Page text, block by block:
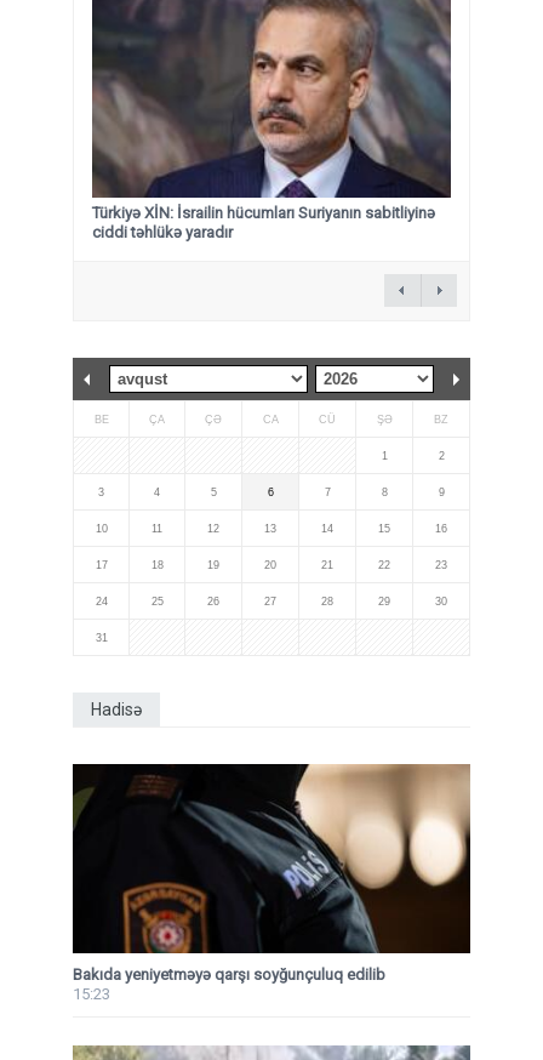
Türkiyə XİN: İsrailin hücumları Suriyanın sabitliyinə
ciddi təhlükə yaradır
BE ÇA ÇƏ CA CÜ ŞƏ BZ
1 2
3 4 5 6 7 8 9
10 11 12 13 14 15 16
17 18 19 20 21 22 23
24 25 26 27 28 29 30
31
Hadisə
Bakıda yeniyetməyə qarşı soyğunçuluq edilib
15:23